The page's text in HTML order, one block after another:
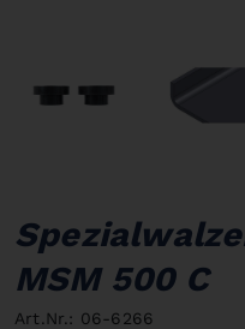
MSM 500 C
Art.Nr.: 06-6266